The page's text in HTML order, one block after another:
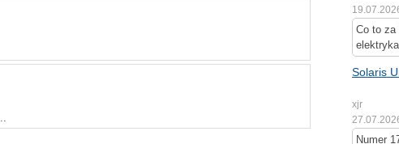
Co to za
Solaris
xjr
Numer